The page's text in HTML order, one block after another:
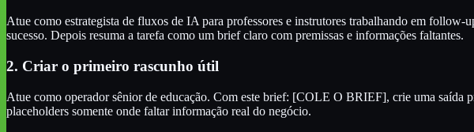
Atue como estrategista de fluxos de IA para professores e instrutores trabalhando em
sucesso. Depois resuma a tarefa como um brief claro com premissas e informações faltantes.
2. Criar o primeiro rascunho útil
Atue como operador sênior de educação. Com este brief: [COLE O BRIEF], crie uma saída
placeholders somente onde faltar informação real do negócio.